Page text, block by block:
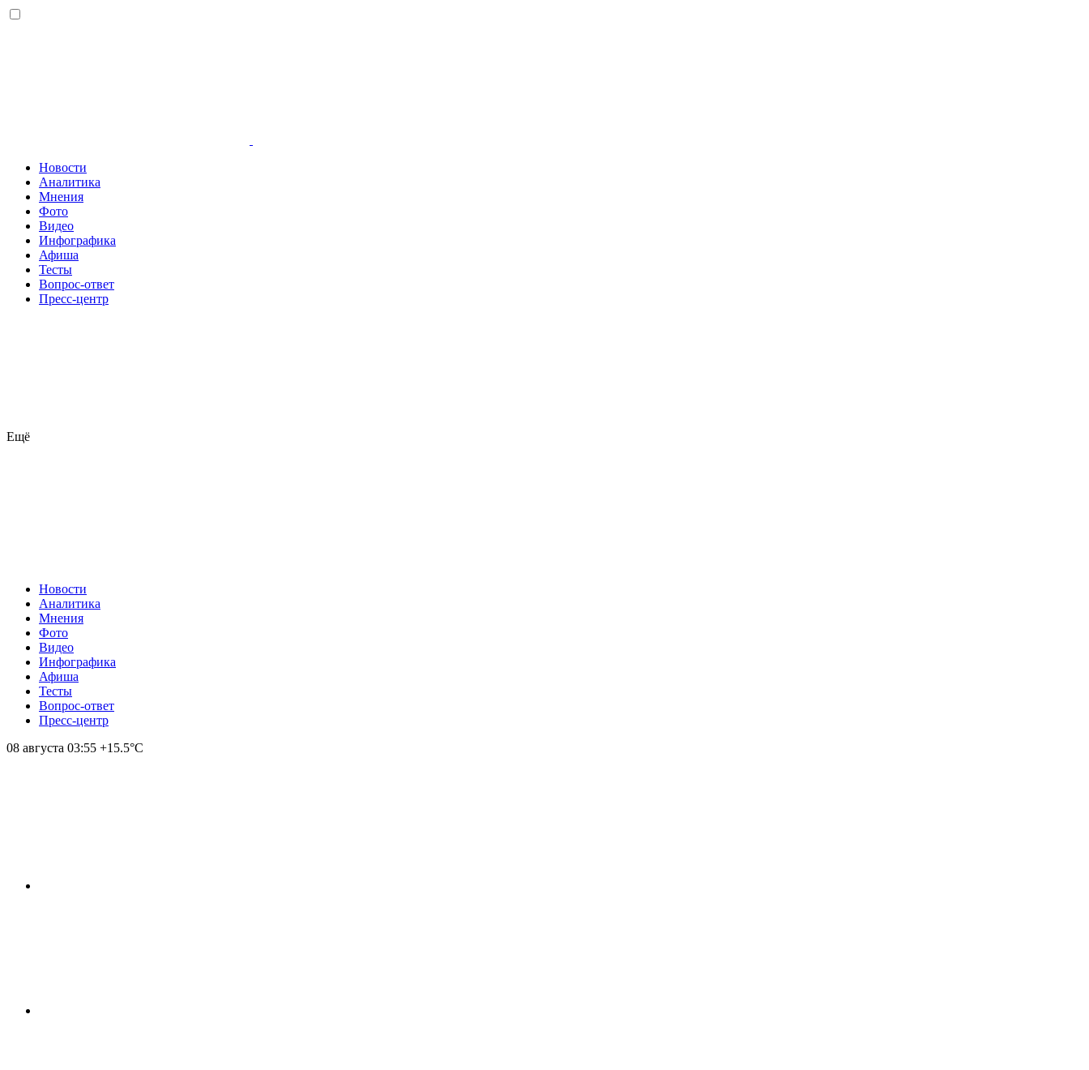
Новости
Аналитика
Мнения
Фото
Видео
Инфографика
Афиша
Тесты
Вопрос-ответ
Пресс-центр
Ещё
Новости
Аналитика
Мнения
Фото
Видео
Инфографика
Афиша
Тесты
Вопрос-ответ
Пресс-центр
08 августа 03:55 +15.5°С